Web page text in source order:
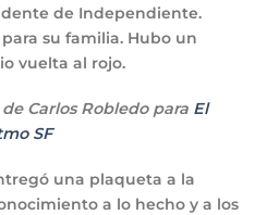
de Independiente.
su familia. Hubo un
vuelta al rojo.
Carlos Robledo para El
SF
una plaqueta a la
a lo hecho y a los